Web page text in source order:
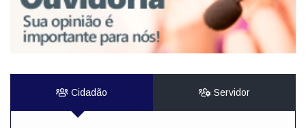
Cidadão Servidor